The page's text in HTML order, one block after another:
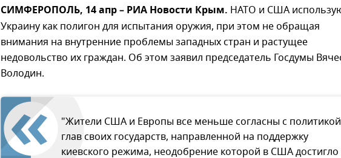
СИМФЕРОПОЛЬ, 14 апр – РИА Новости Крым. НАТО и США
Украину как полигон для испытания оружия, при этом не обращая
внимания на внутренние проблемы западных стран и растущее
недовольство их граждан. Об этом заявил председатель Госдумы
Володин.
"Жители США и Европы все меньше согласны с политикой
глав своих государств, направленной на поддержку
киевского режима, неодобрение которой в США достигло